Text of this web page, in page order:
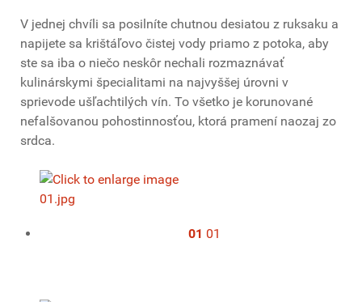
V jednej chvíli sa posilníte chutnou desiatou z ruksaku a
napijete sa krištáľovo čistej vody priamo z potoka, aby
ste sa iba o niečo neskôr nechali rozmaznávať
kulinárskymi špecialitami na najvyššej úrovni v
sprievode ušľachtilých vín. To všetko je korunované
nefalšovanou pohostinnosťou, ktorá pramení naozaj zo
srdca.
01 01